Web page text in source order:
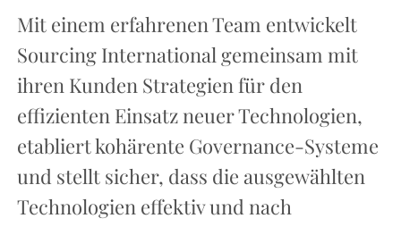
Mit einem erfahrenen Team entwickelt
Sourcing International gemeinsam mit
ihren Kunden Strategien für den
effizienten Einsatz neuer Technologien,
etabliert kohärente Governance-Systeme
und stellt sicher, dass die ausgewählten
Technologien effektiv und nach